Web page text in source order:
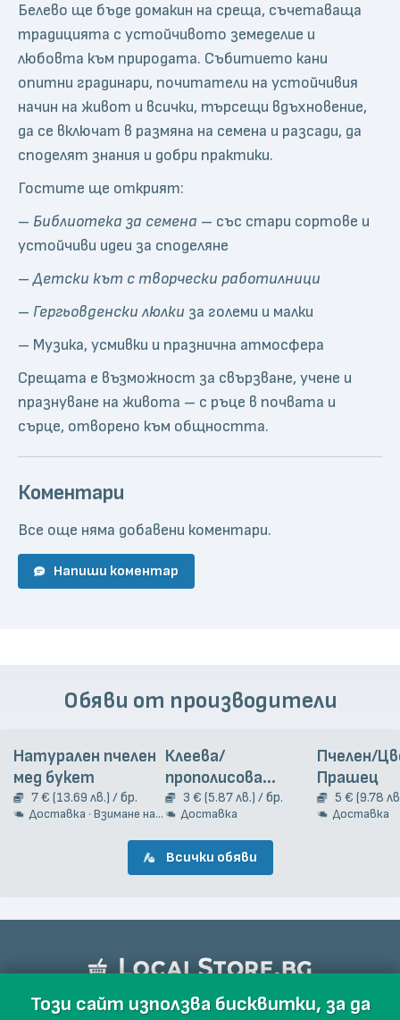
Белево ще бъде домакин на среща, съчетаваща
традицията с устойчивото земеделие и
любовта към природата. Събитието кани
опитни градинари, почитатели на устойчивия
начин на живот и всички, търсещи вдъхновение,
да се включат в размяна на семена и разсади, да
споделят знания и добри практики.
Гостите ще открият:
– Библиотека за семена – със стари сортове и
устойчиви идеи за споделяне
–Детски кът с творчески работилници
– Гергьовденски люлки за големи и малки
– Музика, усмивки и празнична атмосфера
Срещата е възможност за свързване, учене и
празнуване на живота – с ръце в почвата и
сърце, отворено към общността.
Коментари
Все още няма добавени коментари.
Напиши коментар
Обяви от производители
Натурален пчелен
мед букет
7 € (13.69 лв.) / бр.
Доставка · Взимане на място
Клеева/
прополисова
тинктура, 20 мл
3 € (5.87 лв.) / бр.
Доставка
Пчелен/
Прашец
5 € (9.78
Доставка
Всички обяви
Този сайт използва бисквитки, за да